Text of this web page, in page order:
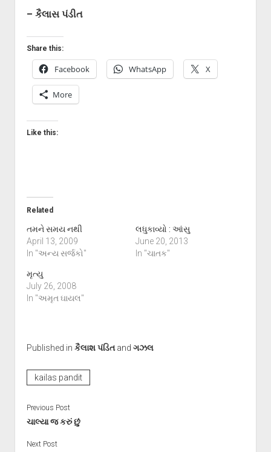
– કૈલાસ પંડીત
Share this:
Facebook WhatsApp X
More
Like this:
Related
તમને સમય નથી
April 13, 2009
In "અન્ય સર્જકો"
લધુકાવ્યો : આંસુ
June 20, 2013
In "ચાતક"
મૃત્યુ
July 26, 2008
In "અમૃત ઘાયલ"
Published in કૈલાશ પંડિતand ગઝલ
kailas pandit
Previous Post
ચાલ્યા જ કરું છું
Next Post